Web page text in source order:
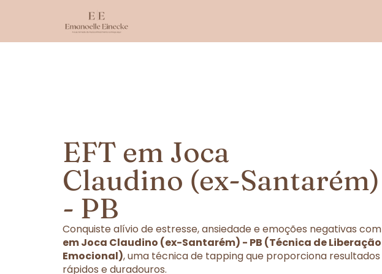
EFT em Joca
Claudino (ex-Santarém)
- PB
Conquiste alívio de estresse, ansiedade e emoções negativas com
em Joca Claudino (ex-Santarém) - PB (Técnica de Liberação
Emocional), uma técnica de tapping que proporciona resultados
rápidos e duradouros.